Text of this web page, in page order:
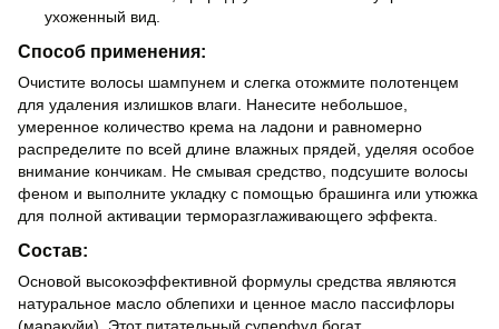
ухоженный вид.
Способ применения:
Очистите волосы шампунем и слегка отожмите полотенцем
для удаления излишков влаги. Нанесите небольшое,
умеренное количество крема на ладони и равномерно
распределите по всей длине влажных прядей, уделяя особое
внимание кончикам. Не смывая средство, подсушите волосы
феном и выполните укладку с помощью брашинга или утюжка
для полной активации терморазглаживающего эффекта.
Состав:
Основой высокоэффективной формулы средства являются
натуральное масло облепихи и ценное масло пассифлоры